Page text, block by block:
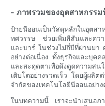
- ภาพรวมของอุตสาหกรร
ป้ายนีออนเป็นวัสดุหลักในอุตส
ทศวรรษ ช่วยเพิ่มสีสันและคว
และบาร์ ในช่วงไม่กี่ปีที่ผ่านมา
อย่างต่อเนื่อง ทั้งธุรกิจและบุคค
และสะดุดตาเพื่อดึงดูดความส
เติบโตอย่างรวดเร็ว โดยผู้ผลิ
จำกัดของเทคโนโลยีนีออนอย่าง
ในบทความนี้ เราจะนำเสนอภ